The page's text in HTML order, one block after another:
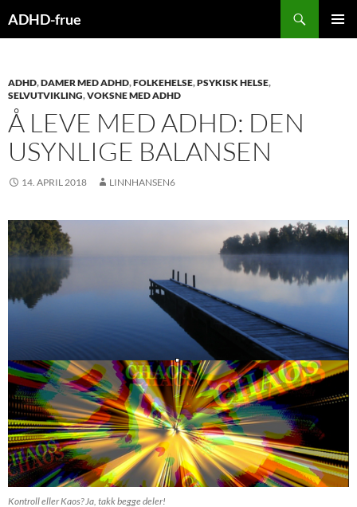
tilADHD-frue
ADHD,DAMER MED ADHD,FOLKEHELSE,PSYKISK HELSE,
SELVUTVIKLING,VOKSNE MED ADHD
Å LEVE MED ADHD: DEN
USYNLIGE BALANSEN
14. APRIL 2018 LINNHANSEN6
Kontroll eller Kaos? Ja, takk begge deler!